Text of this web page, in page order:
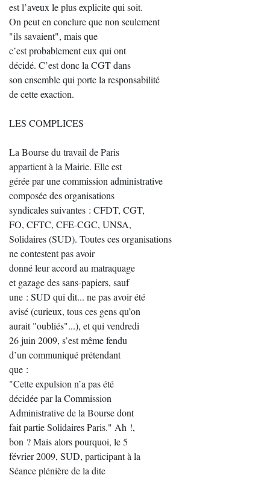
est l’aveux le plus explicite qui soit.
On peut en conclure que non seulement
"ils savaient", mais que
c’est probablement eux qui ont
décidé. C’est donc la CGT dans
son ensemble qui porte la responsabilité
de cette exaction.
LES COMPLICES
La Bourse du travail de Paris
appartient à la Mairie. Elle est
gérée par une commission administrative
composée des organisations
syndicales suivantes : CFDT, CGT,
FO, CFTC, CFE-CGC, UNSA,
Solidaires (SUD). Toutes ces organisations
ne contestent pas avoir
donné leur accord au matraquage
et gazage des sans-papiers, sauf
une : SUD qui dit... ne pas avoir été
avisé (curieux, tous ces gens qu’on
aurait "oubliés"...), et qui vendredi
26 juin 2009, s’est même fendu
d’un communiqué prétendant
que :
"Cette expulsion n’a pas été
décidée par la Commission
Administrative de la Bourse dont
fait partie Solidaires Paris." Ah !,
bon ? Mais alors pourquoi, le 5
février 2009, SUD, participant à la
Séance plénière de la dite